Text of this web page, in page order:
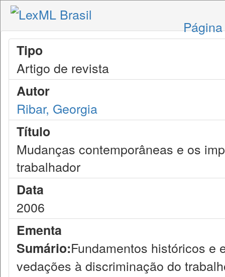
Tipo
Artigo de revista
Autor
Ribar, Georgia
Título
Mudanças contemporâneas e os
trabalhador
Data
2006
Ementa
Sumário:Fundamentos históricos e
vedações à discriminação do